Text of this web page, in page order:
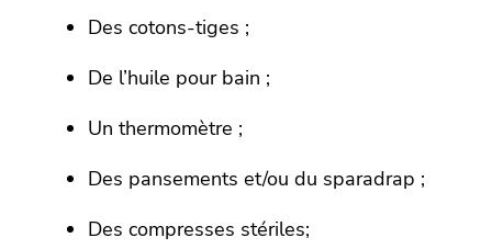
Des cotons-tiges ;
De l’huile pour bain ;
Un thermomètre ;
Des pansements et/ou du sparadrap ;
Des compresses stériles;